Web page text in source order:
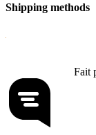
Shipping methods
Fait